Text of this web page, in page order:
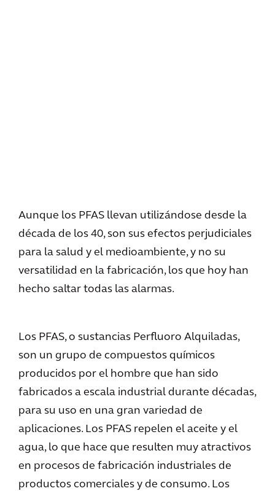
Aunque los PFAS llevan utilizándose desde la
década de los 40, son sus efectos perjudiciales
para la salud y el medioambiente, y no su
versatilidad en la fabricación, los que hoy han
hecho saltar todas las alarmas.
Los PFAS, o sustancias Perfluoro Alquiladas,
son un grupo de compuestos químicos
producidos por el hombre que han sido
fabricados a escala industrial durante décadas,
para su uso en una gran variedad de
aplicaciones. Los PFAS repelen el aceite y el
agua, lo que hace que resulten muy atractivos
en procesos de fabricación industriales de
productos comerciales y de consumo. Los